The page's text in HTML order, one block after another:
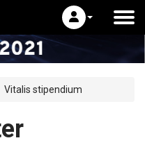
Vitalis stipendium